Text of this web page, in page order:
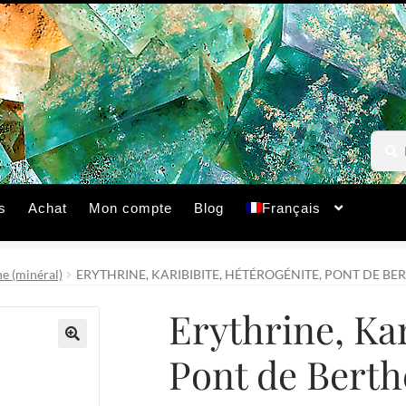
pour :
Achat Mon compte Blog Français
(minéral) ERYTHRINE, KARIBIBITE, HÉTÉROGÉNITE, PONT DE
Erythrine,
Pont de